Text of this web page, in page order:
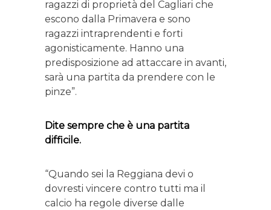
ragazzi di proprietà del Cagliari che
escono dalla Primavera e sono
ragazzi intraprendenti e forti
agonisticamente. Hanno una
predisposizione ad attaccare in avanti,
sarà una partita da prendere con le
pinze”.
Dite sempre che è una partita
difficile.
“Quando sei la Reggiana devi o
dovresti vincere contro tutti ma il
calcio ha regole diverse dalle